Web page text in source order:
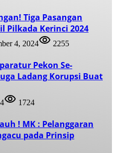
Tiga Pasangan
Pilkada Kerinci 2024
4, 2024 2255
Pekon Se-
Ladang Korupsi Buat
1724
! MK : Pelanggaran
pada Prinsip